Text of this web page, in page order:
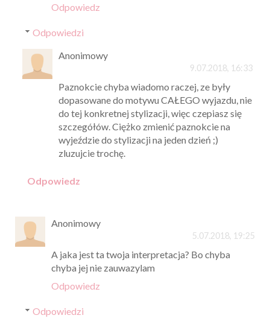
Odpowiedz
Odpowiedzi
Anonimowy
9.07.2018, 16:33
Paznokcie chyba wiadomo raczej, ze były
dopasowane do motywu CAŁEGO wyjazdu, nie
do tej konkretnej stylizacji, więc czepiasz się
szczegółów. Ciężko zmienić paznokcie na
wyjeździe do stylizacji na jeden dzień ;)
zluzujcie trochę.
Odpowiedz
Anonimowy
5.07.2018, 19:25
A jaka jest ta twoja interpretacja? Bo chyba
chyba jej nie zauwazylam
Odpowiedz
Odpowiedzi